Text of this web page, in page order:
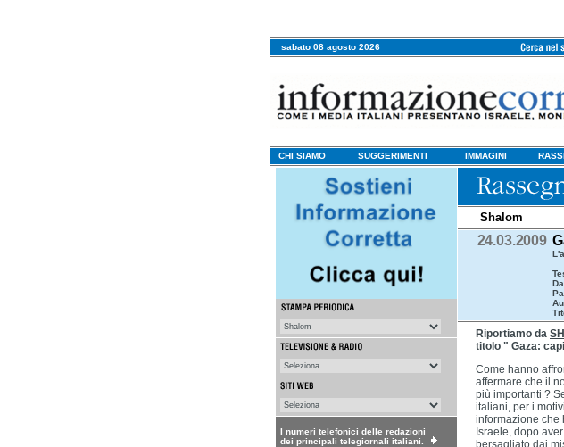
sabato 08 agosto 2026
CHI SIAMO SUGGERIMENTI IMMAGINI
I numeri telefonici delle redazioni
dei principali telegiornali italiani.
Shalom
24.03.2009
Riportiamo da
titolo " Gaza:
Come hanno
affermare che il
più importanti ?
italiani, per i
informazione che
Israele, dopo
bersagliato dai